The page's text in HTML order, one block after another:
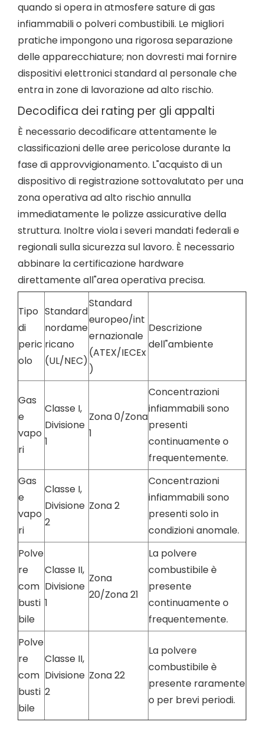
quando si opera in atmosfere sature di gas
infiammabili o polveri combustibili. Le migliori
pratiche impongono una rigorosa separazione
delle apparecchiature; non dovresti mai fornire
dispositivi elettronici standard al personale che
entra in zone di lavorazione ad alto rischio.
Decodifica dei rating per gli appalti
È necessario decodificare attentamente le
classificazioni delle aree pericolose durante la
fase di approvvigionamento. L"acquisto di un
dispositivo di registrazione sottovalutato per una
zona operativa ad alto rischio annulla
immediatamente le polizze assicurative della
struttura. Inoltre viola i severi mandati federali e
regionali sulla sicurezza sul lavoro. È necessario
abbinare la certificazione hardware
direttamente all"area operativa precisa.
Tipo
di
peric
olo
Standard
nordame
ricano
(UL/NEC)
Standard
europeo/int
ernazionale
(ATEX/IECEx
)
Descrizione
dell"ambiente
Gas
e
vapo
ri
Classe I,
Divisione
1
Zona 0/Zona
1
Concentrazioni
infiammabili sono
presenti
continuamente o
frequentemente.
Gas
e
vapo
ri
Classe I,
Divisione
2
Zona 2
Concentrazioni
infiammabili sono
presenti solo in
condizioni anomale.
Polve
re
com
busti
bile
Classe II,
Divisione
1
Zona
20/Zona 21
La polvere
combustibile è
presente
continuamente o
frequentemente.
Polve
re
com
busti
bile
Classe II,
Divisione
2
Zona 22
La polvere
combustibile è
presente raramente
o per brevi periodi.